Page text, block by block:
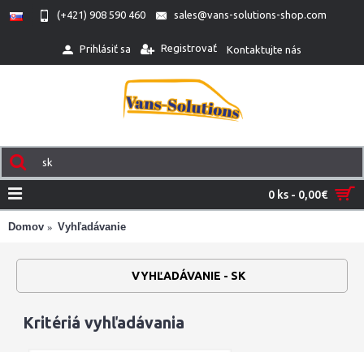
(+421) 908 590 460 sales@vans-solutions-shop.com
Prihlásiť sa Registrovať Kontaktujte nás
0 ks - 0,00€
Domov Vyhľadávanie
VYHĽADÁVANIE - SK
Kritériá vyhľadávania